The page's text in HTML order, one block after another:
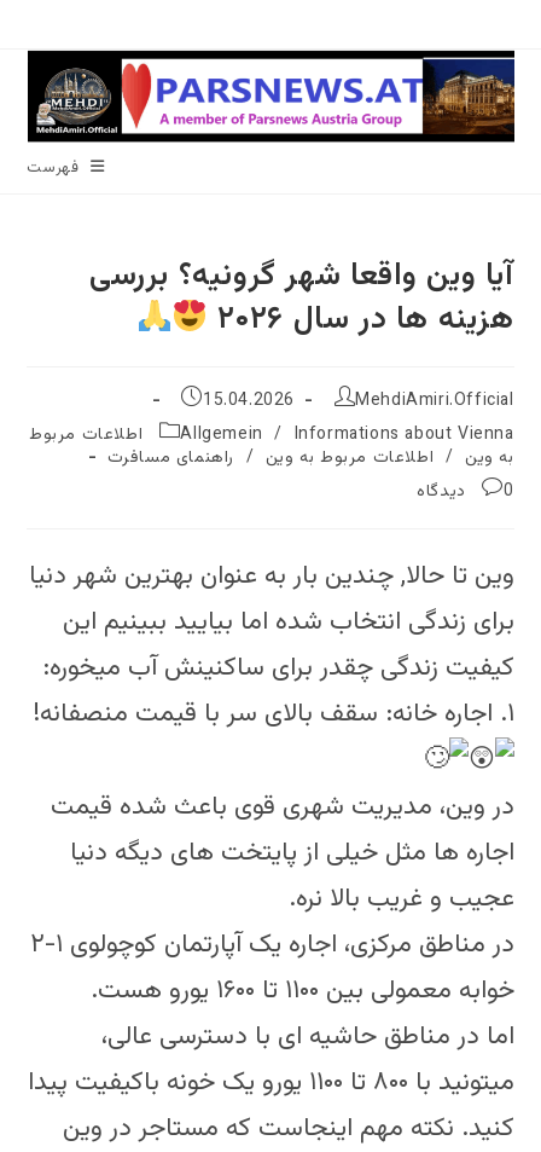
محتوا
فهرست
آیا وین واقعا شهر گرونیه؟ بررسی
هزینه ها در سال ۲۰۲۶
نویسندهٔ
MehdiAmiri.Official
نوشته
شده
است:
15.04.2026
دسته‌
نوشته:
Allgemein /
Informations about Vienna اطلاعات مربوط
به وین / اطلاعات مربوط به وین / راهنمای مسافرت
نظرات
0 دیدگاه
وین تا حالا, چندین بار به عنوان بهترین شهر دنیا
برای زندگی انتخاب شده اما بیایید ببینیم این
کیفیت زندگی چقدر برای ساکنینش آب میخوره:
۱. اجاره خانه: سقف بالای سر با قیمت منصفانه!
در وین، مدیریت شهری قوی باعث شده قیمت
اجاره ها مثل خیلی از پایتخت های دیگه دنیا
عجیب و غریب بالا نره.
در مناطق مرکزی، اجاره یک آپارتمان کوچولوی ۱-۲
خوابه معمولی بین ۱۱۰۰ تا ۱۶۰۰ یورو هست.
اما در مناطق حاشیه ای با دسترسی عالی،
میتونید با ۸۰۰ تا ۱۱۰۰ یورو یک خونه باکیفیت پیدا
کنید. نکته مهم اینجاست که مستاجر در وین